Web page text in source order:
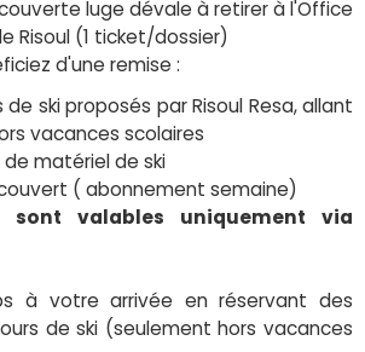
luge dévale à retirer à l'Office
Risoul (1 ticket/dossier)
d'une remise :
ski proposés par Risoul Resa, allant
vacances scolaires
matériel de ski
( abonnement semaine)
sont valables uniquement via
à votre arrivée en réservant des
de ski (seulement hors vacances